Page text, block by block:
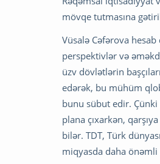
mövqe tutmasına
Vüsalə Cəfərova
perspektivlər və
üzv dövlətlərin
edərək, bu mühüm
bunu sübut edir.
plana çıxarkən,
bilər. TDT, Türk
miqyasda daha